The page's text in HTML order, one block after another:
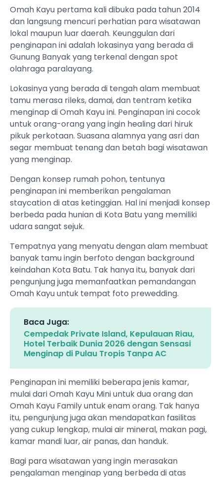
Omah Kayu pertama kali dibuka pada tahun 2014
dan langsung mencuri perhatian para wisatawan
lokal maupun luar daerah. Keunggulan dari
penginapan ini adalah lokasinya yang berada di
Gunung Banyak yang terkenal dengan spot
olahraga paralayang.
Lokasinya yang berada di tengah alam membuat
tamu merasa rileks, damai, dan tentram ketika
menginap di Omah Kayu ini. Penginapan ini cocok
untuk orang-orang yang ingin healing dari hiruk
pikuk perkotaan. Suasana alamnya yang asri dan
segar membuat tenang dan betah bagi wisatawan
yang menginap.
Dengan konsep rumah pohon, tentunya
penginapan ini memberikan pengalaman
staycation di atas ketinggian. Hal ini menjadi konsep
berbeda pada hunian di Kota Batu yang memiliki
udara sangat sejuk.
Tempatnya yang menyatu dengan alam membuat
banyak tamu ingin berfoto dengan background
keindahan Kota Batu. Tak hanya itu, banyak dari
pengunjung juga memanfaatkan pemandangan
Omah Kayu untuk tempat foto prewedding.
Baca Juga:
Cempedak Private Island, Kepulauan Riau,
Hotel Terbaik Dunia 2026 dengan Sensasi
Menginap di Pulau Tropis Tanpa AC
Penginapan ini memiliki beberapa jenis kamar,
mulai dari Omah Kayu Mini untuk dua orang dan
Omah Kayu Family untuk enam orang. Tak hanya
itu, pengunjung juga akan mendapatkan fasilitas
yang cukup lengkap, mulai air mineral, makan pagi,
kamar mandi luar, air panas, dan handuk.
Bagi para wisatawan yang ingin merasakan
pengalaman menginap yang berbeda di atas